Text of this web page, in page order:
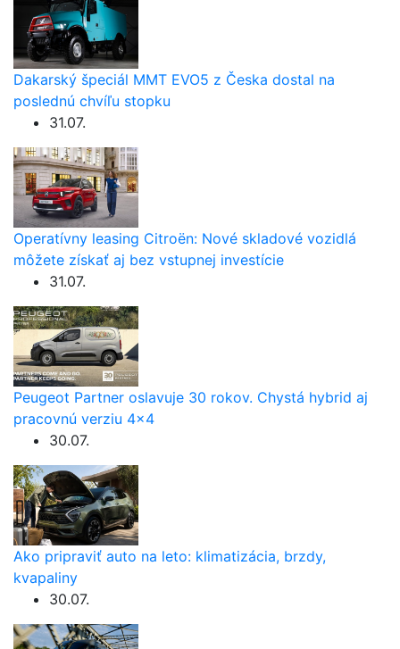
Dakarský špeciál MMT EVO5 z Česka dostal na
poslednú chvíľu stopku
31.07.
Operatívny leasing Citroën: Nové skladové vozidlá
môžete získať aj bez vstupnej investície
31.07.
Peugeot Partner oslavuje 30 rokov. Chystá hybrid aj
pracovnú verziu 4×4
30.07.
Ako pripraviť auto na leto: klimatizácia, brzdy,
kvapaliny
30.07.